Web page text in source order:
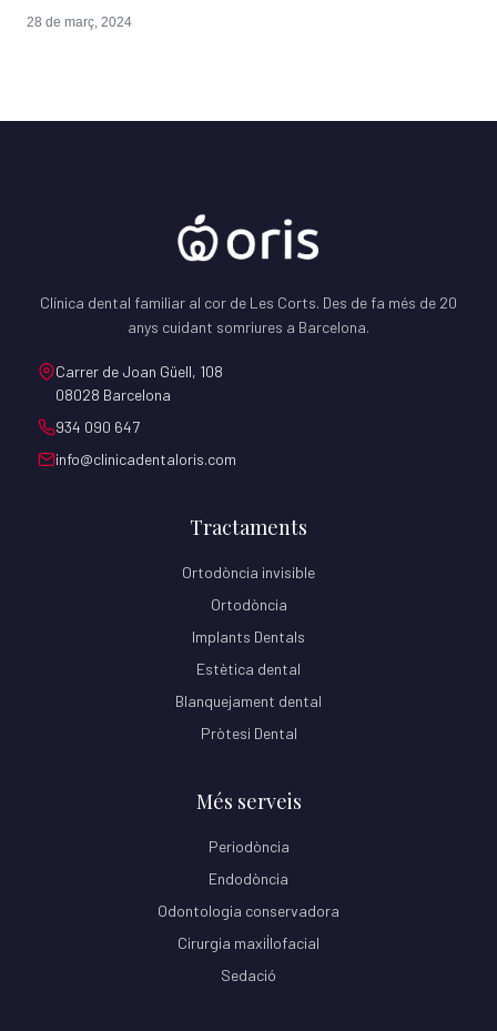
28 de març, 2024
Clínica dental familiar al cor de Les Corts. Des de fa més de 20
anys cuidant somriures a Barcelona.
Carrer de Joan Güell, 108
08028 Barcelona
934 090 647
info@clinicadentaloris.com
Tractaments
Ortodòncia invisible
Ortodòncia
Implants Dentals
Estètica dental
Blanquejament dental
Pròtesi Dental
Més serveis
Periodòncia
Endodòncia
Odontologia conservadora
Cirurgia maxil·lofacial
Sedació